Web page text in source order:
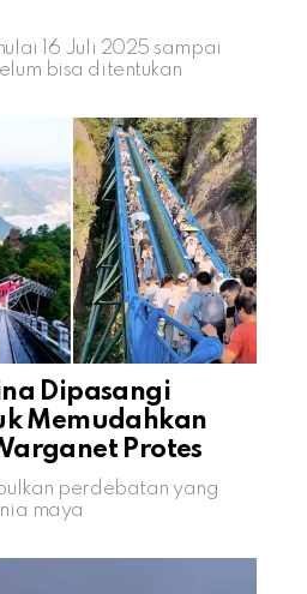
16 Juli 2025 sampai
bisa ditentukan
Dipasangi
Memudahkan
Protes
perdebatan yang
maya